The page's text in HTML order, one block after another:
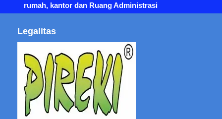
rumah, kantor dan Ruang Administrasi
Legalitas